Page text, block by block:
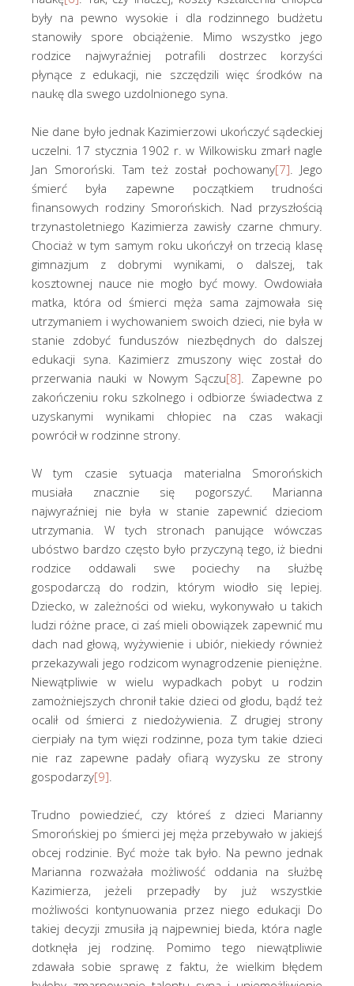
były na pewno wysokie i dla rodzinnego budżetu
stanowiły spore obciążenie. Mimo wszystko jego
rodzice najwyraźniej potrafili dostrzec korzyści
płynące z edukacji, nie szczędzili więc środków na
naukę dla swego uzdolnionego syna.
Nie dane było jednak Kazimierzowi ukończyć sądeckiej
uczelni. 17 stycznia 1902 r. w Wilkowisku zmarł nagle
Jan Smoroński. Tam też został pochowany[7] . Jego
śmierć była zapewne początkiem trudności
finansowych rodziny Smorońskich. Nad przyszłością
trzynastoletniego Kazimierza zawisły czarne chmury.
Chociaż w tym samym roku ukończył on trzecią klasę
gimnazjum z dobrymi wynikami, o dalszej, tak
kosztownej nauce nie mogło być mowy. Owdowiała
matka, która od śmierci męża sama zajmowała się
utrzymaniem i wychowaniem swoich dzieci, nie była w
stanie zdobyć funduszów niezbędnych do dalszej
edukacji syna. Kazimierz zmuszony więc został do
przerwania nauki w Nowym Sączu[8] . Zapewne po
zakończeniu roku szkolnego i odbiorze świadectwa z
uzyskanymi wynikami chłopiec na czas wakacji
powrócił w rodzinne strony.
W tym czasie sytuacja materialna Smorońskich
musiała znacznie się pogorszyć. Marianna
najwyraźniej nie była w stanie zapewnić dzieciom
utrzymania. W tych stronach panujące wówczas
ubóstwo bardzo często było przyczyną tego, iż biedni
rodzice oddawali swe pociechy na służbę
gospodarczą do rodzin, którym wiodło się lepiej.
Dziecko, w zależności od wieku, wykonywało u takich
ludzi różne prace, ci zaś mieli obowiązek zapewnić mu
dach nad głową, wyżywienie i ubiór, niekiedy również
przekazywali jego rodzicom wynagrodzenie pieniężne.
Niewątpliwie w wielu wypadkach pobyt u rodzin
zamożniejszych chronił takie dzieci od głodu, bądź też
ocalił od śmierci z niedożywienia. Z drugiej strony
cierpiały na tym więzi rodzinne, poza tym takie dzieci
nie raz zapewne padały ofiarą wyzysku ze strony
gospodarzy[9]
Trudno powiedzieć, czy któreś z dzieci Marianny
Smorońskiej po śmierci jej męża przebywało w jakiejś
obcej rodzinie. Być może tak było. Na pewno jednak
Marianna rozważała możliwość oddania na służbę
Kazimierza, jeżeli przepadły by już wszystkie
możliwości kontynuowania przez niego edukacji Do
takiej decyzji zmusiła ją najpewniej bieda, która nagle
dotknęła jej rodzinę. Pomimo tego niewątpliwie
zdawała sobie sprawę z faktu, że wielkim błędem